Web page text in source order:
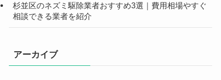
杉並区のネズミ駆除業者おすすめ3選｜費用相場やすぐ
相談できる業者を紹介
アーカイブ